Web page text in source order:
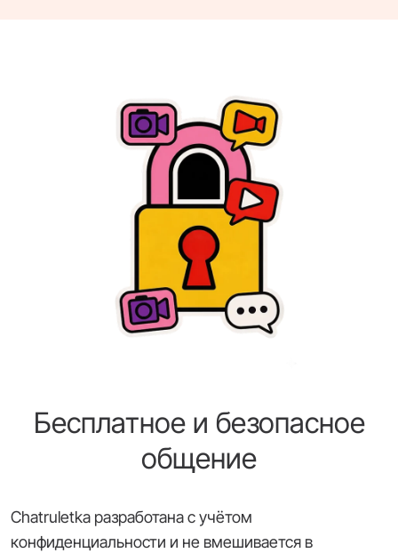
Бесплатное и безопасное
общение
Chatruletka разработана с учётом
конфиденциальности и не вмешивается в